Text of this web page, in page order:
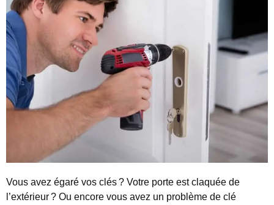
Vous avez égaré vos clés ? Votre porte est claquée de
l’extérieur ? Ou encore vous avez un problème de clé